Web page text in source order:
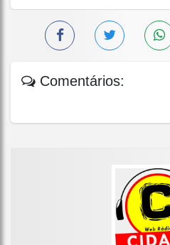
Comentários: